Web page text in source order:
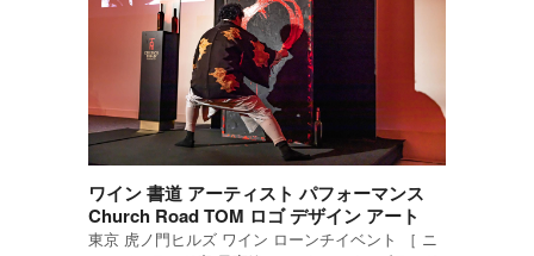
ワイン 書道 アーティスト パフォーマンス
Church Road TOM ロゴ デザイン アート
東京 虎ノ門ヒルズ ワイン ローンチイベント ［ ニ